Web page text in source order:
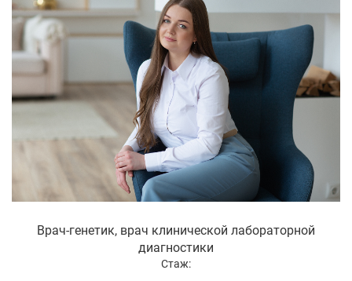
Врач-генетик, врач клинической лабораторной
диагностики
Стаж: